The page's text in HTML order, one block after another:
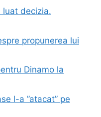
luat decizia.
propunerea lui
Dinamo la
l-a ”atacat” pe